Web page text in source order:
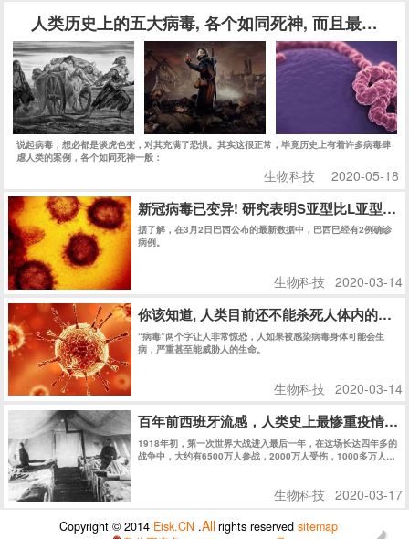
人类历史上的五大病毒, 各个如同死神, 而且最后一
说起病毒，想必都是谈虎色变，对其充满了恐惧。其实这很正常，毕竟历史上有着许多病毒肆
虐人类的案例，各个如同死神一般：
生物科技 2020-05-18
新冠病毒已变异! 研究表明S亚型比L亚型传
据了解，在3月2日巴西公布的最新数据中，巴西已经有2例确诊
病例。
生物科技 2020-03-14
你该知道, 人类目前还不能杀死人体内的任
“病毒”两个字让人非常惊恐，人如果被感染病毒身体可能会生
病，严重甚至能威胁人的生命。
生物科技 2020-03-14
百年前西班牙流感，人类史上最惨重疫情，
1918年初，第一次世界大战进入最后一年，在这场长达四年多的
战争中，大约有6500万人参战，2000万人受伤，1000多万人丧
生物科技 2020-03-17
Copyright © 2014 Eisk.CN .Allrights reservedsitemap